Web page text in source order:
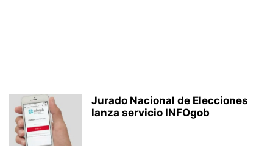
Jurado Nacional de Elecciones
lanza servicio INFOgob